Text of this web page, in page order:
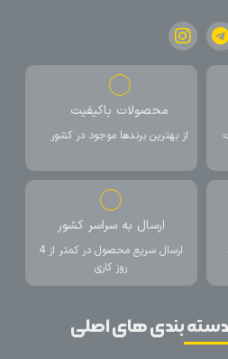
محصولات باکیفیت
از بهترین برندها موجود در کشور
ارسال به سراسر کشور
ارسال سریع محصول در کمتر از 4
روز کاری
دسته بندی های اصلی